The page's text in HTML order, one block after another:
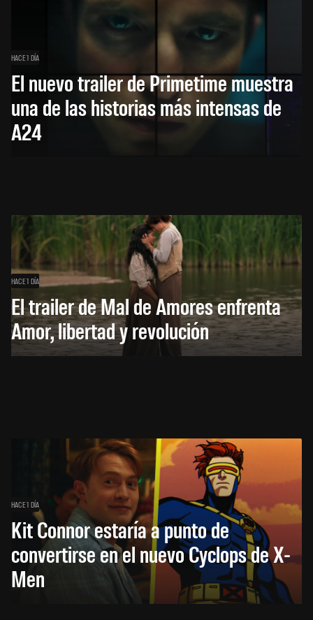
HACE 1 DÍA
El nuevo trailer de Primetime muestra
una de las historias más intensas de
A24
HACE 1 DÍA
El trailer de Mal de Amores enfrenta
Amor, libertad y revolución
HACE 1 DÍA
Kit Connor estaría a punto de
convertirse en el nuevo Cyclops de X-
Men